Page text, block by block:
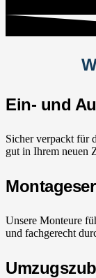
Ein- und
Sicher verpackt für
gut in Ihrem neuen
Unsere Monteure
und fachgerecht